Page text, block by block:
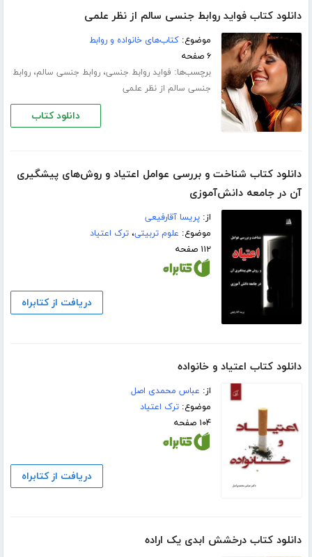
دانلود کتاب فواید روابط جنسی سالم از نظر علمی
موضوع:کتاب‌های خانواده و روابط
۶ صفحه
برچسب‌ها: فواید روابط جنسی،روابط جنسی سالم،روابط
جنسی سالم از نظر علمی
دانلود کتاب
دانلود کتاب شناخت و بررسی عوامل اعتیاد و روش‌های پیشگیری
آن در جامعه دانش‌آموزی
از:پریسا آقارفیعی
موضوع: علوم تربیتی،ترک اعتیاد
۱۱۲ صفحه
دریافت از کتابراه
دانلود کتاب اعتیاد و خانواده
از: عباس محمدی اصل
موضوع:ترک اعتیاد
۱۰۴ صفحه
دریافت از کتابراه
دانلود کتاب درخشش ابدی یک اراده